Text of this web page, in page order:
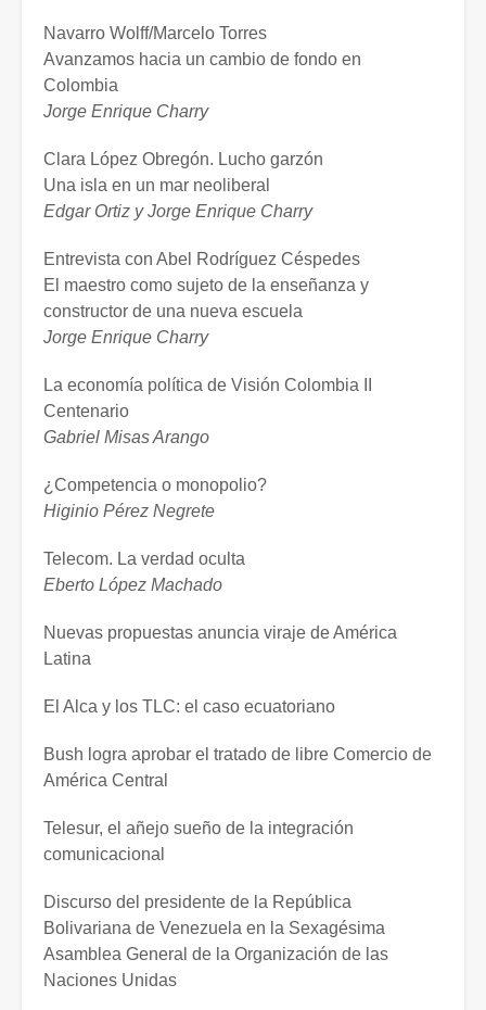
Navarro Wolff/Marcelo Torres
Avanzamos hacia un cambio de fondo en
Colombia
Jorge Enrique Charry
Clara López Obregón. Lucho garzón
Una isla en un mar neoliberal
Edgar Ortiz y Jorge Enrique Charry
Entrevista con Abel Rodríguez Céspedes
El maestro como sujeto de la enseñanza y
constructor de una nueva escuela
Jorge Enrique Charry
La economía política de Visión Colombia II
Centenario
Gabriel Misas Arango
¿Competencia o monopolio?
Higinio Pérez Negrete
Telecom. La verdad oculta
Eberto López Machado
Nuevas propuestas anuncia viraje de América
Latina
El Alca y los TLC: el caso ecuatoriano
Bush logra aprobar el tratado de libre Comercio de
América Central
Telesur, el añejo sueño de la integración
comunicacional
Discurso del presidente de la República
Bolivariana de Venezuela en la Sexagésima
Asamblea General de la Organización de las
Naciones Unidas